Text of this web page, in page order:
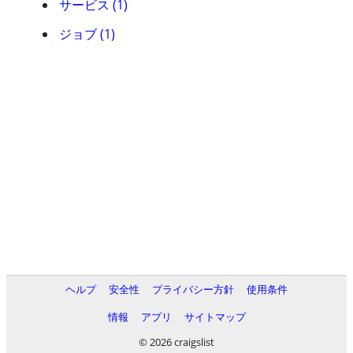
サービス (1)
ジョブ (1)
ヘルプ 安全性 プライバシー方針
使用条件
情報
アプリ
サイトマップ
© 2026 craigslist